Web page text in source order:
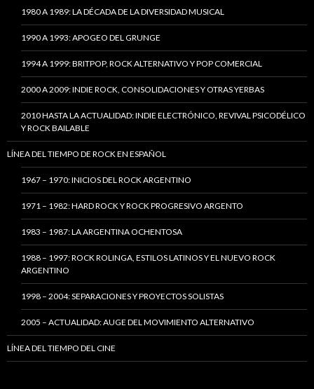
1980 A 1989: LA DÉCADA DE LA DIVERSIDAD MUSICAL
1990 A 1993: APOGEO DEL GRUNGE
1994 A 1999: BRITPOP, ROCK ALTERNATIVO Y POP COMERCIAL
2000 A 2009: INDIE ROCK, CONSOLIDACIONES Y OTRAS YERBAS
2010 HASTA LA ACTUALIDAD: INDIE ELECTRÓNICO, REVIVAL PSICODÉLICO
Y ROCK BAILABLE
LÍNEA DEL TIEMPO DE ROCK EN ESPAÑOL
1967 – 1970: INICIOS DEL ROCK ARGENTINO
1971 – 1982: HARD ROCK Y ROCK PROGRESIVO ARGENTO
1983 – 1987: LA ARGENTINA OCHENTOSA
1988 – 1997: ROCK ROLINGA, ESTILOS LATINOS Y EL NUEVO ROCK
ARGENTINO
1998 – 2004: SEPARACIONES Y PROYECTOS SOLISTAS
2005 – ACTUALIDAD: AUGE DEL MOVIMIENTO ALTERNATIVO
LÍNEA DEL TIEMPO DEL CINE